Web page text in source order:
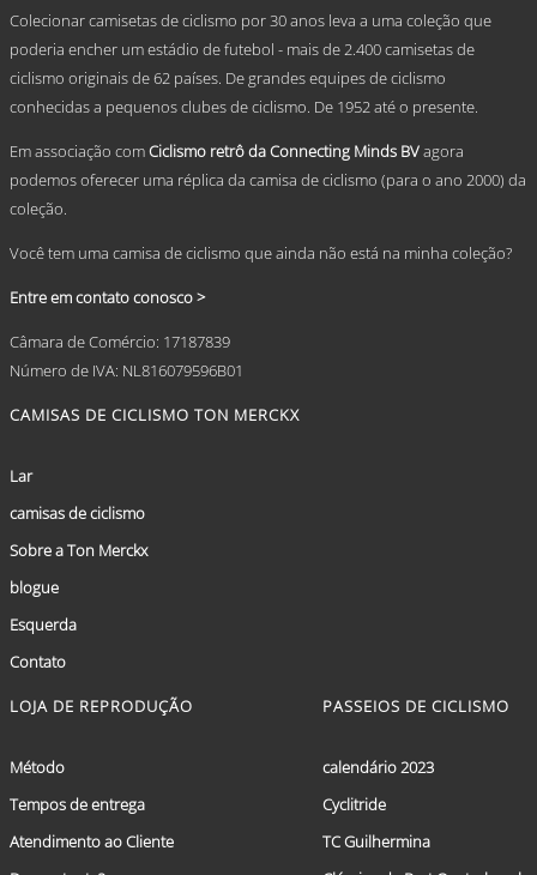
be
chosen
the
product
Colecionar camisetas de ciclismo por 30 anos leva a uma coleção que
poderia encher um estádio de futebol - mais de 2.400 camisetas de
ciclismo originais de 62 países. De grandes equipes de ciclismo
conhecidas a pequenos clubes de ciclismo. De 1952 até o presente.
Em associação comCiclismo retrô da Connecting Minds BVagora
podemos oferecer uma réplica da camisa de ciclismo (para o ano 2000) da
coleção.
Você tem uma camisa de ciclismo que ainda não está na minha coleção?
Entre em contato conosco >
Câmara de Comércio: 17187839
Número de IVA: NL816079596B01
CAMISAS DE CICLISMO TON MERCKX
Lar
camisas de ciclismo
Sobre a Ton Merckx
blogue
Esquerda
Contato
LOJA DE REPRODUÇÃO
Método
Tempos de entrega
Atendimento ao Cliente
PASSEIOS DE CICLISMO
calendário 2023
Cyclitride
TC Guilhermina